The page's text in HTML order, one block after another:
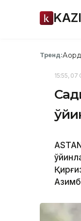
Тренд:
15:55, 07